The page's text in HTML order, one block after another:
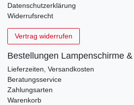
Datenschutzerklärung
Widerrufsrecht
Vertrag widerrufen
Bestellungen Lampenschirme
Lieferzeiten, Versandkosten
Beratungsservice
Zahlungsarten
Warenkorb